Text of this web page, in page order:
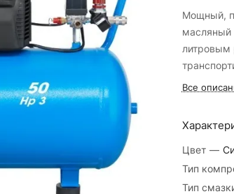
Мощный,
масляный
литровым
смазки.
В
Все
Цвет —
Тип
Тип